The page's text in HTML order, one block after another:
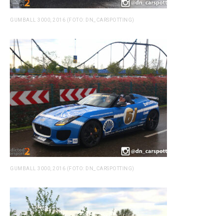
GUMBALL 3000, 2016 (FOTO: DN_CARSPOTTING)
GUMBALL 3000, 2016 (FOTO: DN_CARSPOTTING)